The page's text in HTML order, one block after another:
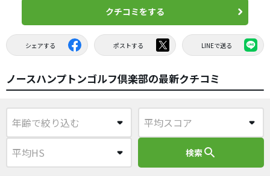
クチコミをする
シェアする ポストする LINEで送る
ノースハンプトンゴルフ倶楽部の最新クチコミ
検索search